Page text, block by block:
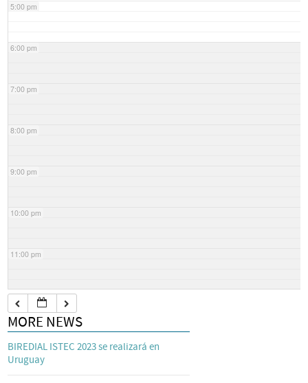
5:00 pm
6:00 pm
7:00 pm
8:00 pm
9:00 pm
10:00 pm
11:00 pm
MORE NEWS
BIREDIAL ISTEC 2023 se realizará en
Uruguay